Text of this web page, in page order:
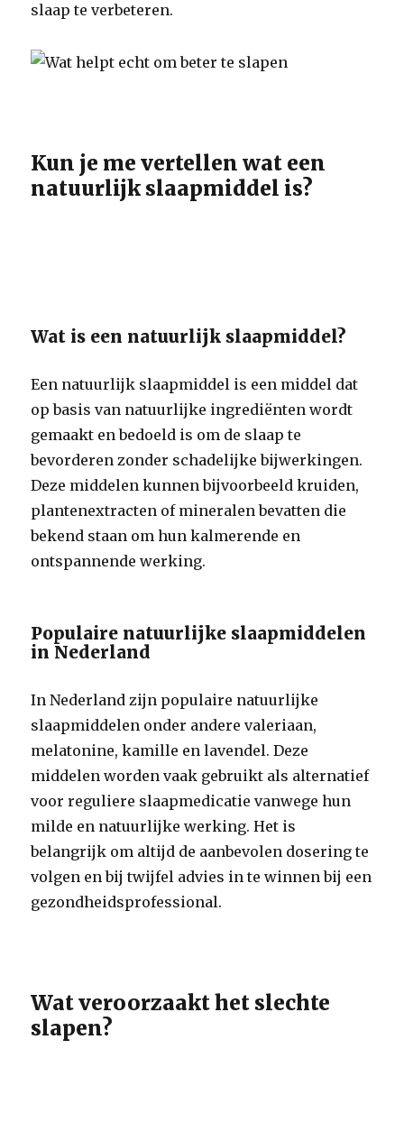
slaap te verbeteren.
Kun je me vertellen wat een
natuurlijk slaapmiddel is?
Wat is een natuurlijk slaapmiddel?
Een natuurlijk slaapmiddel is een middel dat
op basis van natuurlijke ingrediënten wordt
gemaakt en bedoeld is om de slaap te
bevorderen zonder schadelijke bijwerkingen.
Deze middelen kunnen bijvoorbeeld kruiden,
plantenextracten of mineralen bevatten die
bekend staan om hun kalmerende en
ontspannende werking.
Populaire natuurlijke slaapmiddelen
in Nederland
In Nederland zijn populaire natuurlijke
slaapmiddelen onder andere valeriaan,
melatonine, kamille en lavendel. Deze
middelen worden vaak gebruikt als alternatief
voor reguliere slaapmedicatie vanwege hun
milde en natuurlijke werking. Het is
belangrijk om altijd de aanbevolen dosering te
volgen en bij twijfel advies in te winnen bij een
gezondheidsprofessional.
Wat veroorzaakt het slechte
slapen?